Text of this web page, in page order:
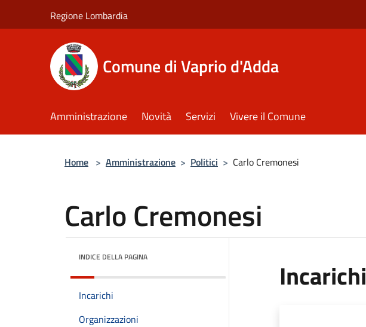
Regione Lombardia
Comune di Vaprio d'Adda
Amministrazione Novità Servizi Vivere il Comune
Home > Amministrazione > Politici > Carlo Cremonesi
Carlo Cremonesi
INDICE DELLA PAGINA
Incarichi
Organizzazioni
Incarichi